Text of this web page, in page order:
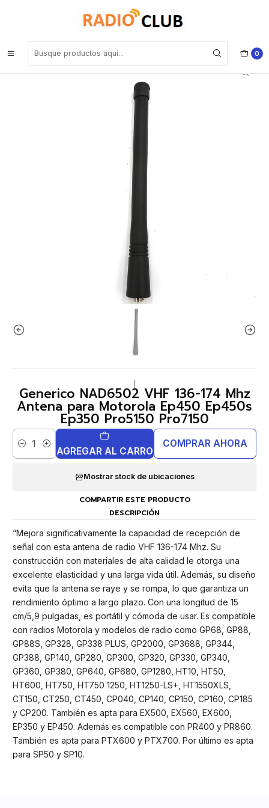
0
Generico NAD6502 VHF 136-174 Mhz Antena para Motorola Ep450
Ep450s Ep350 Pro5150 Pro7150
Generico NAD6502 VHF 136-174 Mhz
Antena para Motorola Ep450 Ep450s
Ep350 Pro5150 Pro7150
Cantidad AGREGAR AL CARRO
COMPRAR AHORA
Mostrar stock de ubicaciones
COMPARTIR ESTE PRODUCTO
DESCRIPCIÓN
“Mejora significativamente la capacidad de recepción de
señal con esta antena de radio VHF 136-174 Mhz. Su
construcción con materiales de alta calidad le otorga una
excelente elasticidad y una larga vida útil. Además, su diseño
evita que la antena se raye y se rompa, lo que garantiza un
rendimiento óptimo a largo plazo. Con una longitud de 15
cm/5,9 pulgadas, es portátil y cómoda de usar. Es compatible
con radios Motorola y modelos de radio como GP68, GP88,
GP88S, GP328, GP338 PLUS, GP2000, GP3688, GP344,
GP388, GP140, GP280, GP300, GP320, GP330, GP340,
GP360, GP380, GP640, GP680, GP1280, HT10, HT50,
HT600, HT750, HT750 1250, HT1250-LS+, HT1550XLS,
CT150, CT250, CT450, CP040, CP140, CP150, CP160, CP185
y CP200. También es apta para EX500, EX560, EX600,
EP350 y EP450. Además es compatible con PR400 y PR860.
También es apta para PTX600 y PTX700. Por último es apta
para SP50 y SP10.